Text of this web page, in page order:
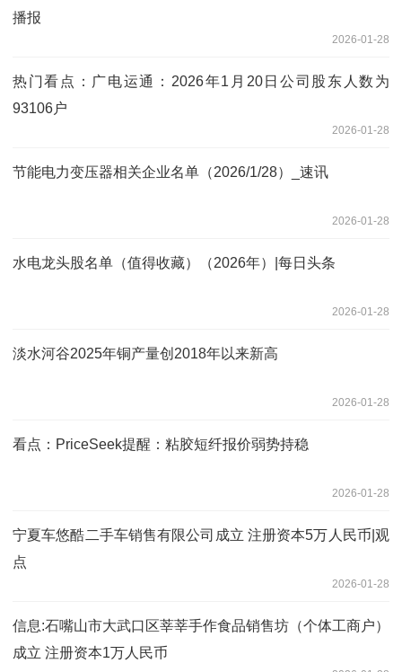
播报
2026-01-28
热门看点：广电运通：2026年1月20日公司股东人数为
93106户
2026-01-28
节能电力变压器相关企业名单（2026/1/28）_速讯
2026-01-28
水电龙头股名单（值得收藏）（2026年）|每日头条
2026-01-28
淡水河谷2025年铜产量创2018年以来新高
2026-01-28
看点：PriceSeek提醒：粘胶短纤报价弱势持稳
2026-01-28
宁夏车悠酷二手车销售有限公司成立 注册资本5万人民币|观
点
2026-01-28
信息:石嘴山市大武口区莘莘手作食品销售坊（个体工商户）
成立 注册资本1万人民币